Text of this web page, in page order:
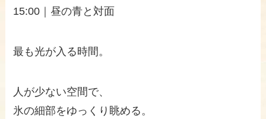
15:00｜昼の青と対面
最も光が入る時間。
人が少ない空間で、
氷の細部をゆっくり眺める。